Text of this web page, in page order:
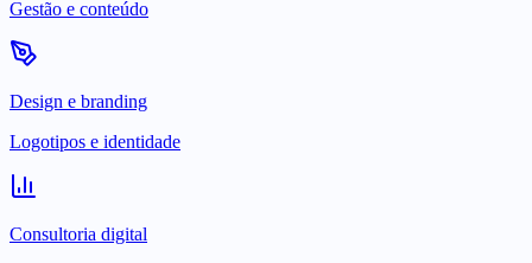
Gestão e conteúdo
Design e branding
Logotipos e identidade
Consultoria digital